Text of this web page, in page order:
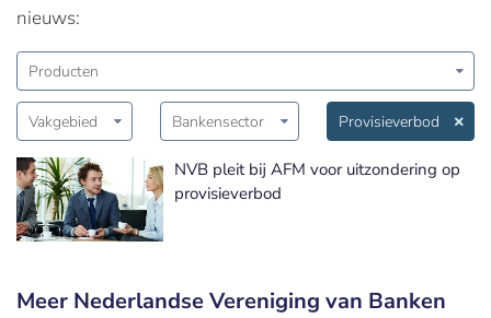
nieuws:
Producten
Vakgebied Bankensector Provisieverbod
NVB pleit bij AFM voor uitzondering op
provisieverbod
Meer Nederlandse Vereniging van Banken